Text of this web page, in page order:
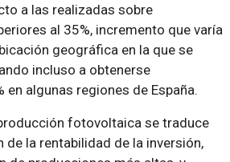
a las realizadas sobre
al 35%, incremento que varía
geográfica en la que se
incluso a obtenerse
algunas regiones de España.
fotovoltaica se traduce
de la rentabilidad de la inversión,